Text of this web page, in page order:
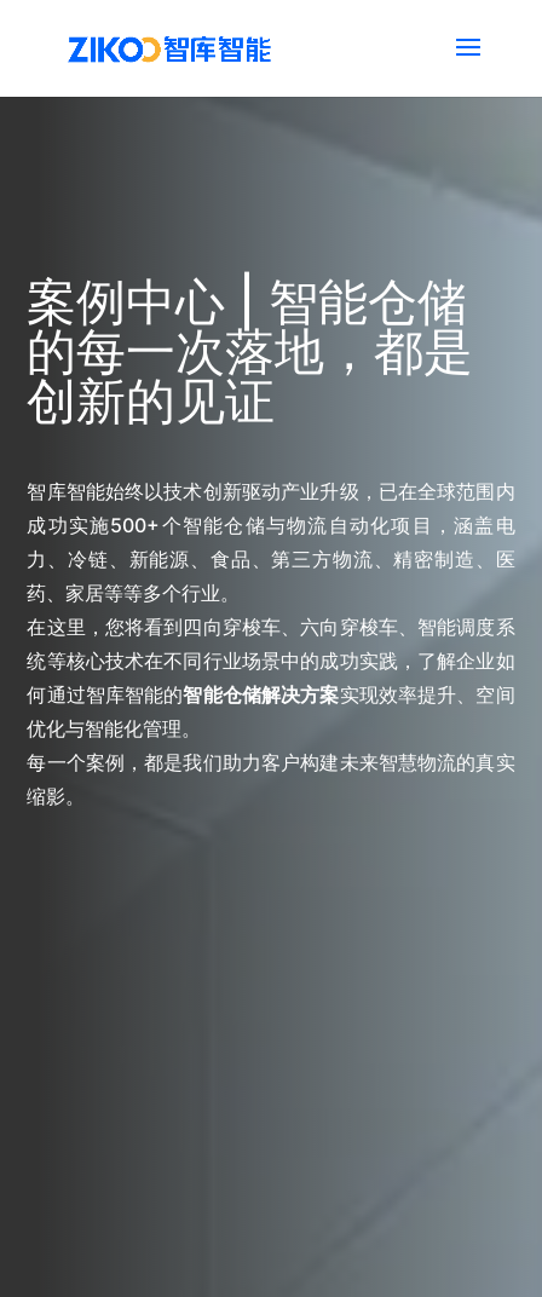
案例中心 | 智能仓储
的每一次落地，都是
创新的见证
智库智能始终以技术创新驱动产业升级，已在全球范围内
成功实施500+个智能仓储与物流自动化项目，涵盖电
力、冷链、新能源、食品、第三方物流、精密制造、医
药、家居等等多个行业。
在这里，您将看到四向穿梭车、六向穿梭车、智能调度系
统等核心技术在不同行业场景中的成功实践，了解企业如
何通过智库智能的智能仓储解决方案实现效率提升、空间
优化与智能化管理。
每一个案例，都是我们助力客户构建未来智慧物流的真实
缩影。